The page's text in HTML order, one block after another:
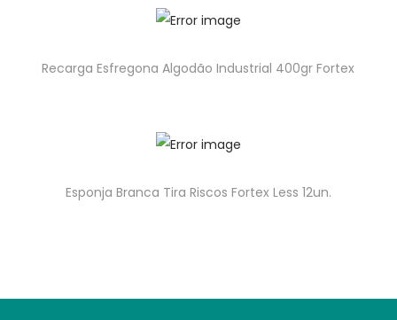
Recarga Esfregona Algodão Industrial 400gr Fortex
Esponja Branca Tira Riscos Fortex Less 12un.